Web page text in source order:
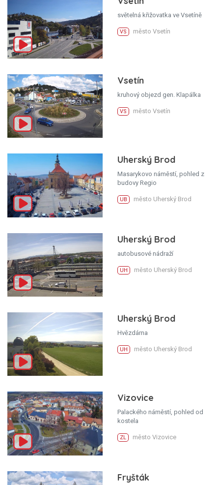
světelná křižovatka ve Vsetíně
VS město Vsetín
Vsetín
kruhový objezd gen. Klapálka
VS město Vsetín
Uherský Brod
Masarykovo náměstí, pohled z
budovy Regio
UB město Uherský Brod
Uherský Brod
autobusové nádraží
UH město Uherský Brod
Uherský Brod
Hvězdárna
UH město Uherský Brod
Vizovice
Palackého náměstí, pohled od
kostela
ZL město Vizovice
Fryšták